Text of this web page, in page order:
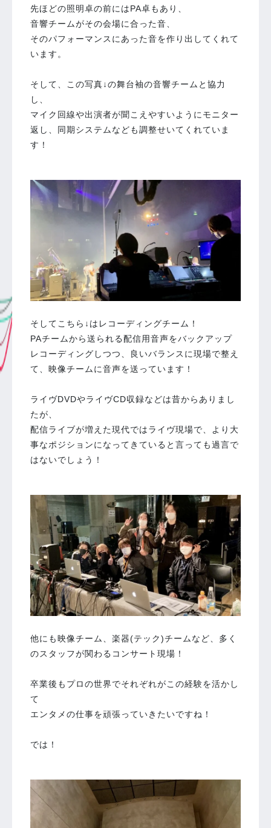
先ほどの照明卓の前にはPA卓もあり、
音響チームがその会場に合った音、
そのパフォーマンスにあった音を作り出してくれて
います。
そして、この写真↓の舞台袖の音響チームと協力
し、
マイク回線や出演者が聞こえやすいようにモニター
返し、同期システムなども調整せいてくれていま
す！
そしてこちら↓はレコーディングチーム！
PAチームから送られる配信用音声をバックアップ
レコーディングしつつ、良いバランスに現場で整え
て、映像チームに音声を送っています！
ライヴDVDやライヴCD収録などは昔からありまし
たが、
配信ライブが増えた現代ではライヴ現場で、より大
事なポジションになってきていると言っても過言で
はないでしょう！
他にも映像チーム、楽器(テック)チームなど、多く
のスタッフが関わるコンサート現場！
卒業後もプロの世界でそれぞれがこの経験を活かし
て
エンタメの仕事を頑張っていきたいですね！
では！